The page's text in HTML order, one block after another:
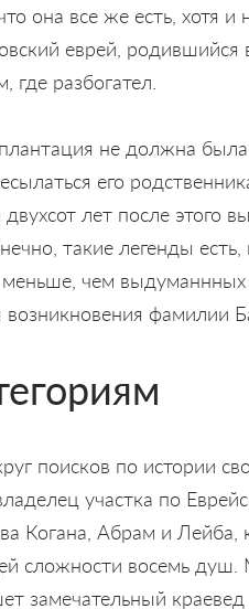
она все же есть, хотя
еврей, родившийся
разбогател.
не должна
его
лет после этого
такие легенды
меньше, чем
фамилии
поисков по истории
участка по
Когана, Абрам и
сложности восемь душ.
замечательный